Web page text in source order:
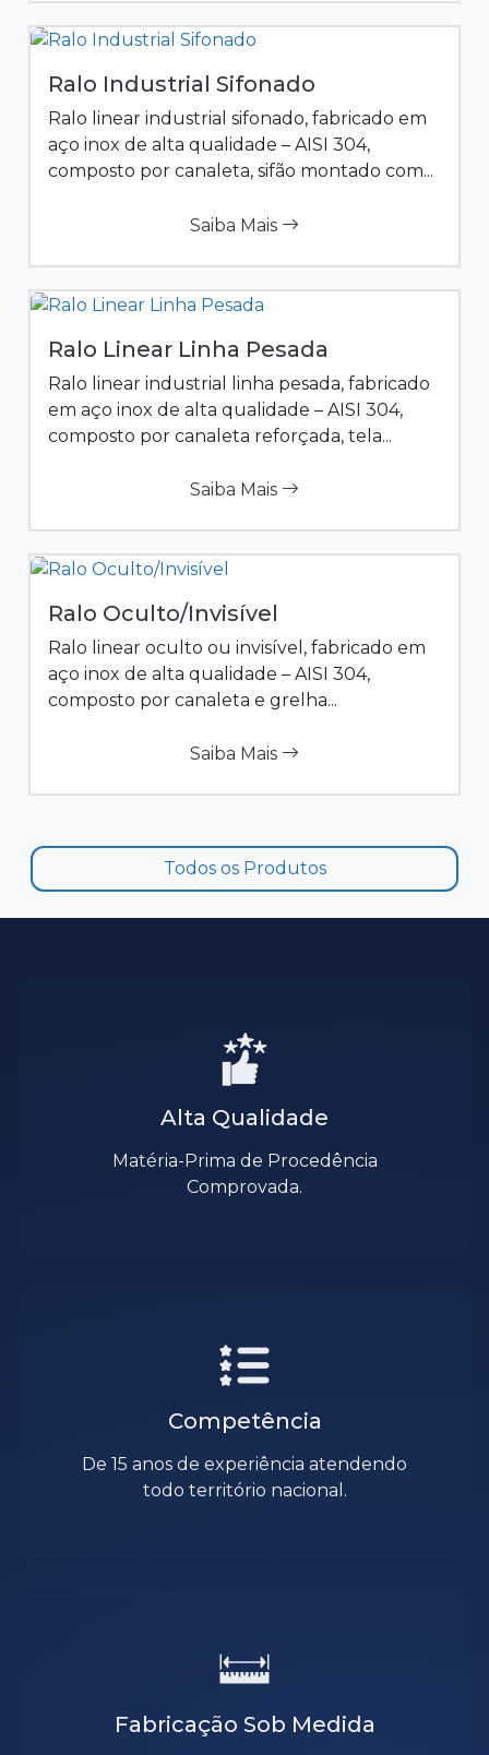
Ralo Industrial Sifonado
Ralo linear industrial sifonado, fabricado em
aço inox de alta qualidade – AISI 304,
composto por canaleta, sifão montado com...
Saiba Mais
Ralo Linear Linha Pesada
Ralo linear industrial linha pesada, fabricado
em aço inox de alta qualidade – AISI 304,
composto por canaleta reforçada, tela...
Saiba Mais
Ralo Oculto/Invisível
Ralo linear oculto ou invisível, fabricado em
aço inox de alta qualidade – AISI 304,
composto por canaleta e grelha...
Saiba Mais
Todos os Produtos
Alta Qualidade
Matéria-Prima de Procedência
Comprovada.
Competência
De 15 anos de experiência atendendo
todo território nacional.
Fabricação Sob Medida